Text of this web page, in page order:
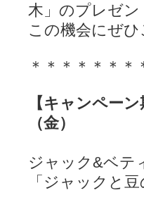
木」のプレゼ
この機会にぜひ
＊＊＊＊＊＊＊
【キャンペー
（金）
ジャック&ベテ
「ジャックと